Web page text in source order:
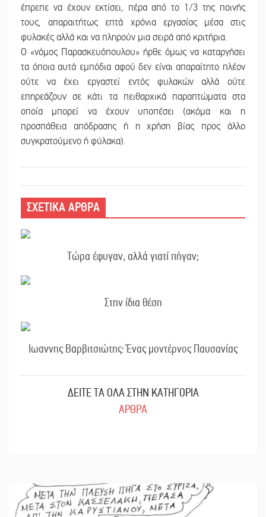
έπρεπε να έχουν εκτίσει, πέρα από το 1/3 της ποινής
τους, απαραιτήτως επτά χρόνια εργασίας μέσα στις
φυλακές αλλά και να πληρούν μια σειρά από κριτήρια.
Ο «νόμος Παρασκευόπουλου» ήρθε όμως να καταργήσει
τα όποια αυτά εμπόδια αφού δεν είναι απαραίτητο πλέον
ούτε να έχει εργαστεί εντός φυλακών αλλά ούτε
επηρεάζουν σε κάτι τα πειθαρχικά παραπτώματα στα
οποία μπορεί να έχουν υποπέσει (ακόμα και η
προσπάθεια απόδρασης ή η χρήση βίας προς άλλο
συγκρατούμενο ή φύλακα).
ΣΧΕΤΙΚΑ ΑΡΘΡΑ
Τώρα έφυγαν, αλλά γιατί πήγαν;
Στην ίδια θέση
Ιωαννης Βαρβιτσιώτης: Ένας μοντέρνος Παυσανίας
ΔΕΙΤΕ ΤΑ ΟΛΑ ΣΤΗΝ ΚΑΤΗΓΟΡΙΑ
ΑΡΘΡΑ